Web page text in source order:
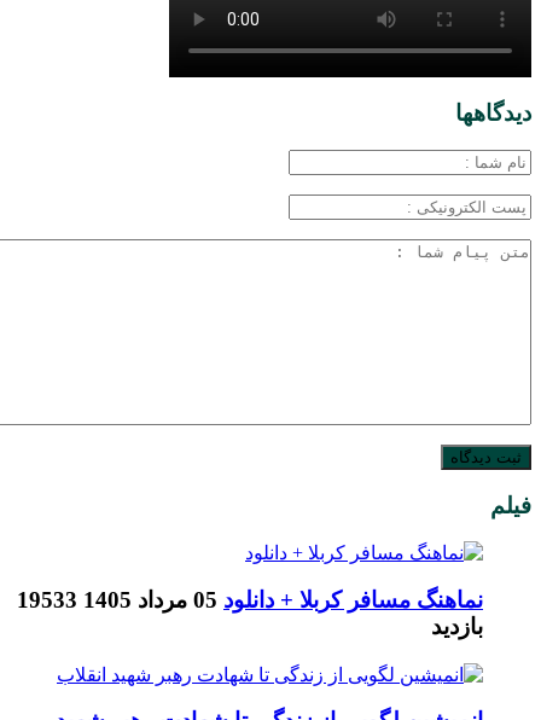
دیدگاهها
فیلم
نماهنگ مسافر کربلا + دانلود 05 مرداد 1405
19533
بازدید